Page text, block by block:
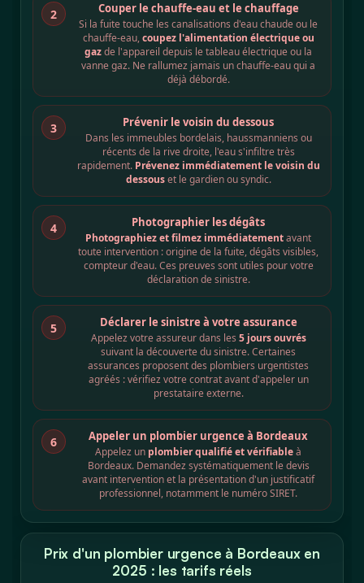
2 Couper le chauffe-eau et le chauffage
Si la fuite touche les canalisations d'eau chaude ou le
chauffe-eau,coupez l'alimentation électrique ou
gazde l'appareil depuis le tableau électrique ou la
vanne gaz. Ne rallumez jamais un chauffe-eau qui a
déjà débordé.
3 Prévenir le voisin du dessous
Dans les immeubles bordelais, haussmanniens ou
récents de la rive droite, l'eau s'infiltre très
rapidement. Prévenez immédiatement le voisin du
dessouset le gardien ou syndic.
4 Photographier les dégâts
Photographiez et filmez immédiatementavant
toute intervention : origine de la fuite, dégâts visibles,
compteur d'eau. Ces preuves sont utiles pour votre
déclaration de sinistre.
5 Déclarer le sinistre à votre assurance
Appelez votre assureur dans les 5 jours ouvrés
suivant la découverte du sinistre. Certaines
assurances proposent des plombiers urgentistes
agréés : vérifiez votre contrat avant d'appeler un
prestataire externe.
6 Appeler un plombier urgence à Bordeaux
Appelez un plombier qualifié et vérifiableà
Bordeaux. Demandez systématiquement le devis
avant intervention et la présentation d'un justificatif
professionnel, notamment le numéro SIRET.
Prix d'un plombier urgence à Bordeaux en
2025 : les tarifs réels